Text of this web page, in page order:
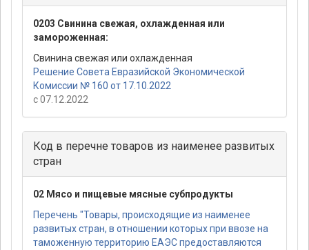
0203 Свинина свежая, охлажденная или
замороженная:
Свинина свежая или охлажденная
Решение Совета Евразийской Экономической
Комиссии № 160 от 17.10.2022
с 07.12.2022
Код в перечне товаров из наименее развитых
стран
02 Мясо и пищевые мясные субпродукты
Перечень "Товары, происходящие из наименее
развитых стран, в отношении которых при ввозе на
таможенную территорию ЕАЭС предоставляются